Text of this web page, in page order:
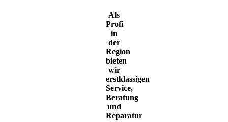
Als
Profi
in
der
Region
bieten
wir
erstklassigen
Service,
Beratung
und
Reparatur